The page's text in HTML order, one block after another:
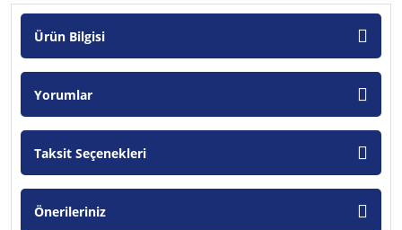
Ürün Bilgisi
Yorumlar
Taksit Seçenekleri
Önerileriniz